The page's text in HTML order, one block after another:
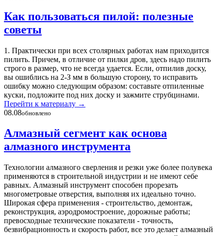
Как пользоваться пилой: полезные
советы
1. Практически при всех столярных работах нам приходится
пилить. Причем, в отличие от пилки дров, здесь надо пилить
строго в размер, что не всегда удается. Если, отпилив доску,
вы ошиблись на 2-З мм в большую сторону, то исправить
ошибку можно следующим образом: составьте отпиленные
куски, подложите под них доску и зажмите струбцинами.
Перейти к материалу →
08.08обновлено
Алмазный сегмент как основа
алмазного инструмента
Технологии алмазного сверления и резки уже более полувека
применяются в строительной индустрии и не имеют себе
равных. Алмазный инструмент способен прорезать
многометровые отверстия, выполняя их идеально точно.
Широкая сфера применения - строительство, демонтаж,
реконструкция, аэродромостроение, дорожные работы;
превосходные технические показатели - точность,
безвибрационность и скорость работ, все это делает алмазный